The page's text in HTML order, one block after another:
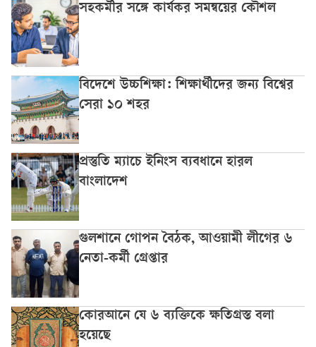
সহকর্মীর সঙ্গে কার্যকর সমন্বয়ের কৌশল
বিদেশে উচ্চশিক্ষা: শিক্ষার্থীদের জন্য বিশ্বের
সেরা ১০ শহর
প্রস্তুতি ম্যাচে ইনিংস ব্যবধানে হারল
বাংলাদেশ
গুলশানে গোপন বৈঠক, আওয়ামী লীগের ৬
নেতা-কর্মী গ্রেপ্তার
কোরআনে যে ৬ ব্যক্তিকে ক্ষতিগ্রস্ত বলা
হয়েছে